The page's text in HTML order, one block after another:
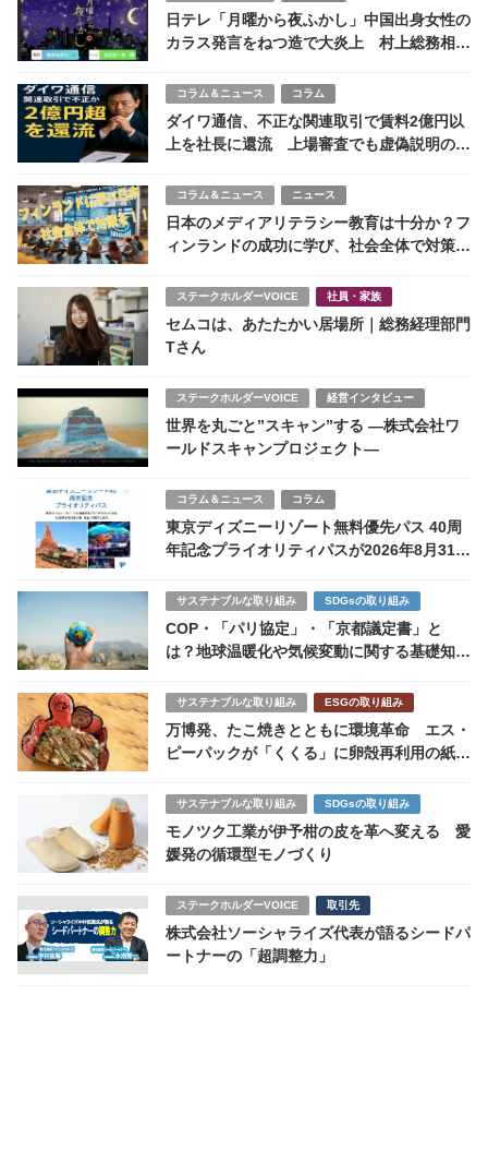
日テレ「月曜から夜ふかし」中国出身女性の
カラス発言をねつ造で大炎上 村上総務相異
できなくなる」
コラム＆ニュース コラム
ダイワ通信、不正な関連取引で賃料2億円以
上を社長に還流 上場審査でも虚偽説明の疑
コラム＆ニュース ニュース
日本のメディアリテラシー教育は十分か？フ
ィンランドの成功に学び、社会全体で対策
ステークホルダーVOICE 社員・家族
セムコは、あたたかい居場所｜総務経理部門
Tさん
ステークホルダーVOICE 経営インタビュー
世界を丸ごと”スキャン”する ―株式会社ワ
ールドスキャンプロジェクト―
コラム＆ニュース コラム
東京ディズニーリゾート無料優先パス 40周
年記念プライオリティパスが2026年8月31日
サステナブルな取り組み SDGsの取り組み
COP・「パリ協定」・「京都議定書」と
は？地球温暖化や気候変動に関する基礎知識
サステナブルな取り組み ESGの取り組み
万博発、たこ焼きとともに環境革命 エス・
ピーパックが「くくる」に卵殻再利用の紙皿
サステナブルな取り組み SDGsの取り組み
モノツク工業が伊予柑の皮を革へ変える 愛
媛発の循環型モノづくり
ステークホルダーVOICE 取引先
株式会社ソーシャライズ代表が語るシードパ
ートナーの「超調整力」